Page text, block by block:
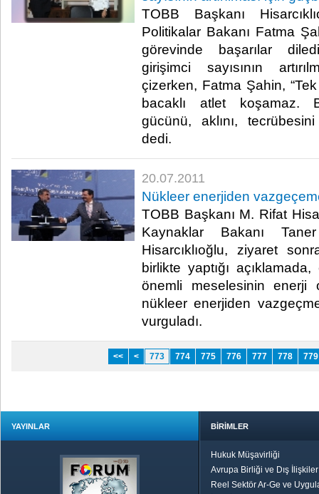
TOBB Başkanı
Politikalar Bakanı Fatma
görevinde başarılar
girişimci sayısının
çizerken, Fatma Şahin,
bacaklı atlet koşamaz.
gücünü, aklını,
dedi.​ ​
20.07.2011
Nükleer enerjiden
TOBB Başkanı M. Rifat
Kaynaklar Bakanı
Hisarcıklıoğlu, ziyaret
birlikte yaptığı
önemli meselesinin enerji
nükleer enerjiden
vurguladı.​ ​
<< < 773 774 775 776 777 778 779
YAYINLAR BİRİMLER
Hukuk Müşavirliği
Avrupa Birliği ve Dış
Reel Sektör Ar-Ge ve